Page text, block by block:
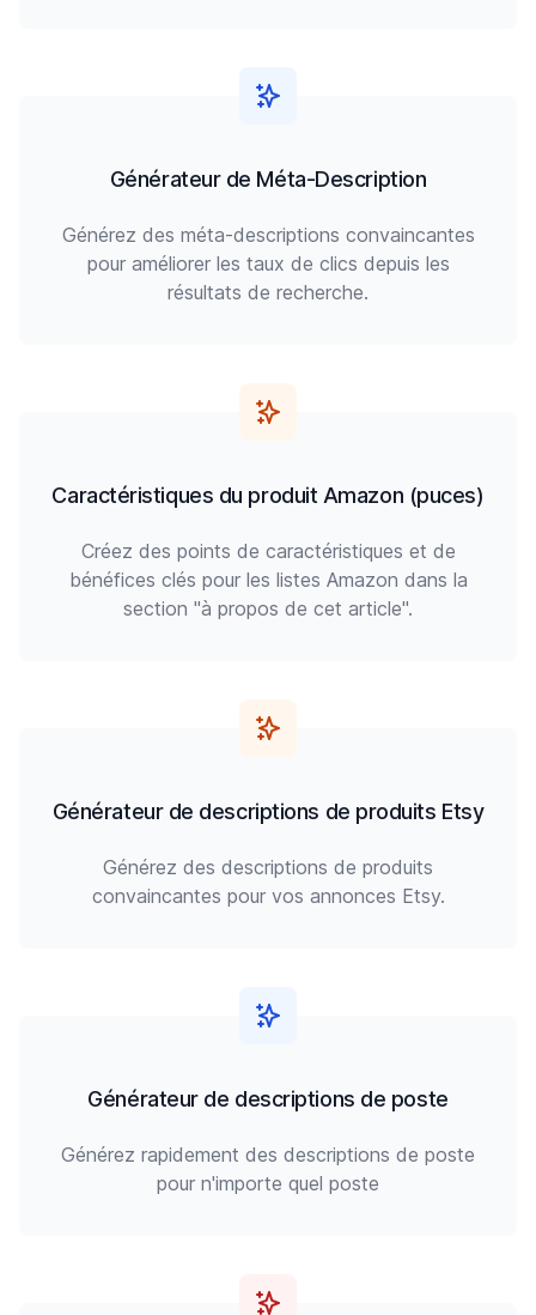
Générateur de Méta-Description
Générez des méta-descriptions convaincantes
pour améliorer les taux de clics depuis les
résultats de recherche.
Caractéristiques du produit Amazon (puces)
Créez des points de caractéristiques et de
bénéfices clés pour les listes Amazon dans la
section "à propos de cet article".
Générateur de descriptions de produits Etsy
Générez des descriptions de produits
convaincantes pour vos annonces Etsy.
Générateur de descriptions de poste
Générez rapidement des descriptions de poste
pour n'importe quel poste